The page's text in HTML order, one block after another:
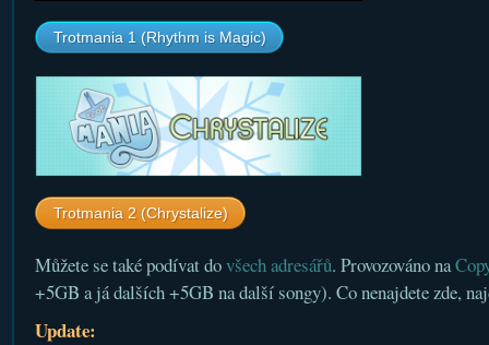
Trotmania 1 (Rhythm is Magic)
Trotmania 2 (Chrystalize)
Můžete se také podívat dovšech adresářů. Provozováno na
+5GB a já dalších +5GB na další songy). Co nenajdete zde,
Update: